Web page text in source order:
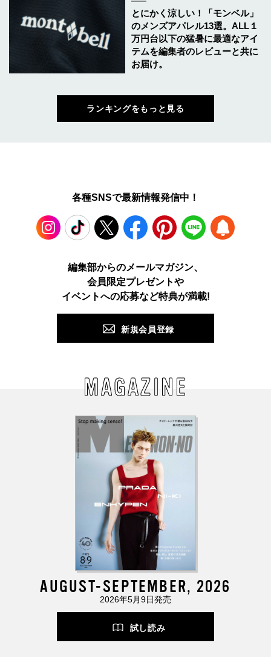
とにかく涼しい！「モンベル」
のメンズアパレル13選。ALL１
万円台以下の猛暑に最適なアイ
テムを編集者のレビューと共に
お届け。
ランキングをもっと見る
各種SNSで最新情報発信中！
TikTok Facebook Pinterest LINE
編集部からのメールマガジン、
会員限定プレゼントや
イベントへの応募など特典が満載!
新規会員登録
MAGAZINE
AUGUST-SEPTEMBER, 2026
2026年5月9日発売
試し読み